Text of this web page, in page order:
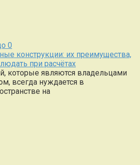
0
конструкции: их преимущества,
при расчётах
которые являются владельцами
всегда нуждается в
на